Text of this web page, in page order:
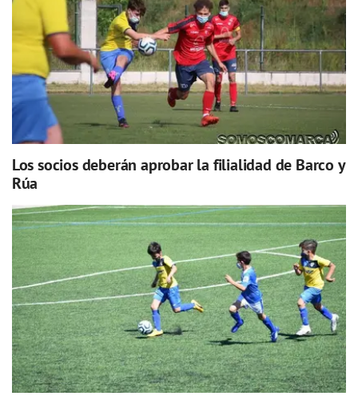
Los socios deberán aprobar la filialidad de Barco y
Rúa